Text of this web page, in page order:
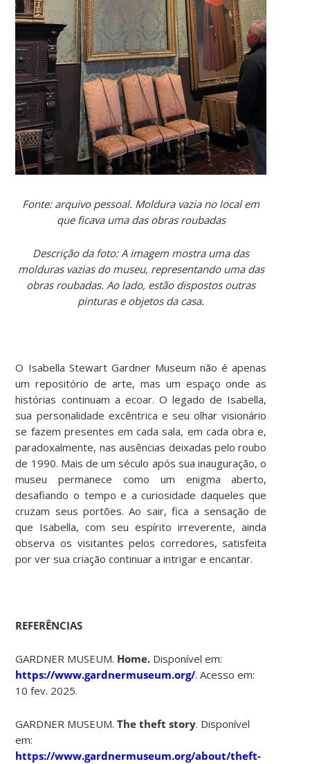
Fonte: arquivo pessoal. Moldura vazia no local em
que ficava uma das obras roubadas
Descrição da foto: A imagem mostra uma das
molduras vazias do museu, representando uma das
obras roubadas. Ao lado, estão dispostos outras
pinturas e objetos da casa.
O Isabella Stewart Gardner Museum não é apenas
um repositório de arte, mas um espaço onde as
histórias continuam a ecoar. O legado de Isabella,
sua personalidade excêntrica e seu olhar visionário
se fazem presentes em cada sala, em cada obra e,
paradoxalmente, nas ausências deixadas pelo roubo
de 1990. Mais de um século após sua inauguração, o
museu permanece como um enigma aberto,
desafiando o tempo e a curiosidade daqueles que
cruzam seus portões. Ao sair, fica a sensação de
que Isabella, com seu espírito irreverente, ainda
observa os visitantes pelos corredores, satisfeita
por ver sua criação continuar a intrigar e encantar.
REFERÊNCIAS
GARDNER MUSEUM. Home. Disponível em:
https://www.gardnermuseum.org/. Acesso em:
10 fev. 2025.
GARDNER MUSEUM. The theft story. Disponível
em:
https://www.gardnermuseum.org/about/theft-